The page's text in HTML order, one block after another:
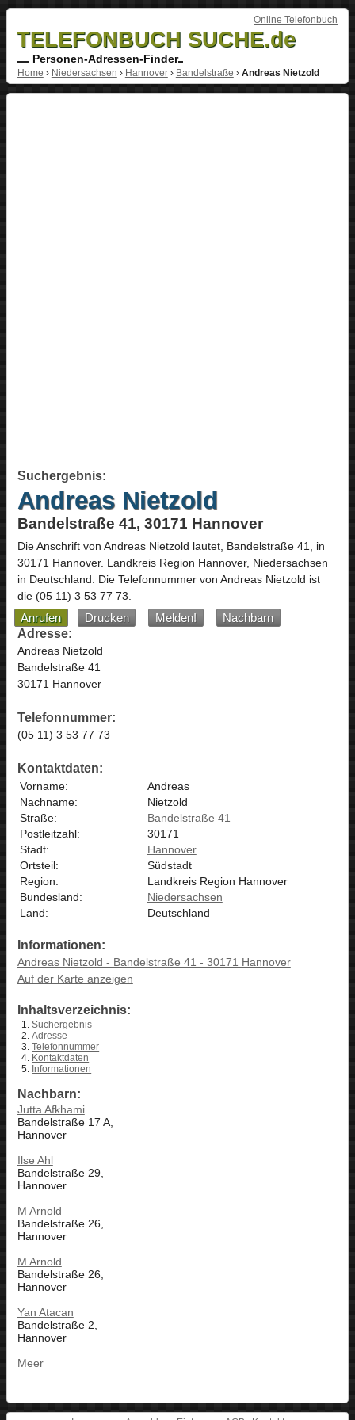
Online Telefonbuch
TELEFONBUCH SUCHE.de
Personen-Adressen-Finder
Home › Niedersachsen › Hannover› Bandelstraße › Andreas Nietzold
Suchergebnis:
Andreas Nietzold
Bandelstraße 41, 30171 Hannover
Die Anschrift von Andreas Nietzold lautet, Bandelstraße 41, in
30171 Hannover. Landkreis Region Hannover, Niedersachsen
in Deutschland. Die Telefonnummer von Andreas Nietzold ist
die (05 11) 3 53 77 73.
Anrufen Drucken Melden!
Nachbarn
Adresse:
Andreas Nietzold
Bandelstraße 41
30171 Hannover
Telefonnummer:
(05 11) 3 53 77 73
Kontaktdaten:
Vorname:
Andreas
Nachname:
Nietzold
Straße:
Bandelstraße 41
Postleitzahl:
30171
Stadt:
Hannover
Ortsteil:
Südstadt
Region:
Landkreis Region Hannover
Bundesland:
Niedersachsen
Land:
Deutschland
Informationen:
Andreas Nietzold - Bandelstraße 41 - 30171 Hannover
Auf der Karte anzeigen
Inhaltsverzeichnis:
Suchergebnis
Adresse
Telefonnummer
Kontaktdaten
Informationen
Nachbarn:
Jutta Afkhami
Bandelstraße 17 A,
Hannover
Ilse Ahl
Bandelstraße 29,
Hannover
M Arnold
Bandelstraße 26,
Hannover
M Arnold
Bandelstraße 26,
Hannover
Yan Atacan
Bandelstraße 2,
Hannover
Meer